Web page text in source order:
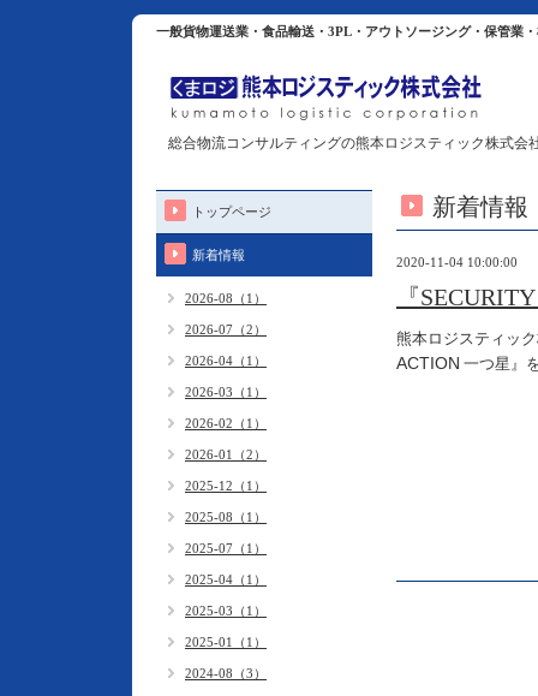
一般貨物運送業・食品輸送・3PL・アウトソージング・保管業
総合物流コンサルティングの熊本ロジスティック株式会
新着情報
2020-11-04 10:00:00
『
熊本ロジスティッ
ACTION 一つ星』
トップページ
新着情報
2026-08（1）
2026-07（2）
2026-04（1）
2026-03（1）
2026-02（1）
2026-01（2）
2025-12（1）
2025-08（1）
2025-07（1）
2025-04（1）
2025-03（1）
2025-01（1）
2024-08（3）